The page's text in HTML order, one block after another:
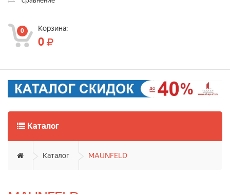
0 Корзина:
0
Каталог
Каталог MAUNFELD